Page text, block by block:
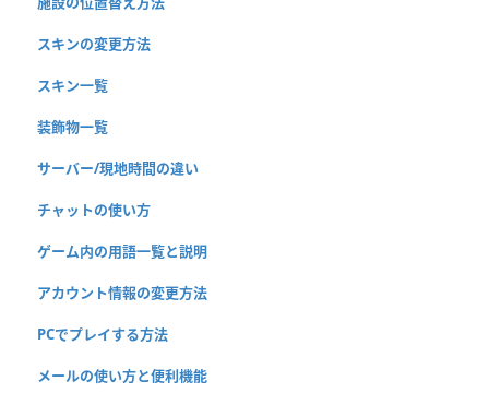
スキンの変更方法
スキン一覧
装飾物一覧
サーバー/現地時間の違い
チャットの使い方
ゲーム内の用語一覧と説明
アカウント情報の変更方法
PCでプレイする方法
メールの使い方と便利機能